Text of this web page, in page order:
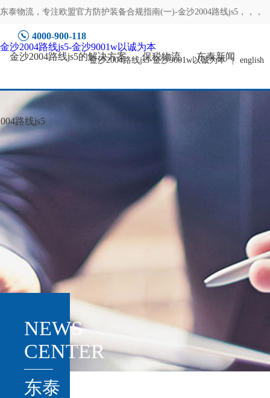
东泰物流，专注 欧盟官方防护装备合规指南(一)-金沙2004路线js5 ，，，
4000-900-118
金沙2004路线js5-金沙9001w以诚为本 | english
金沙2004路线js5-金沙9001w以诚为本
金沙2004路线js5的解决方案
保税物流 东泰新闻
路线js5
NEWS
CENTER
东泰